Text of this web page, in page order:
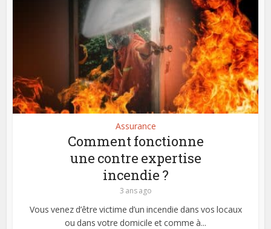
Assurance
Comment fonctionne
une contre expertise
incendie ?
3 ans ago
Vous venez d’être victime d’un incendie dans vos locaux
ou dans votre domicile et comme à...